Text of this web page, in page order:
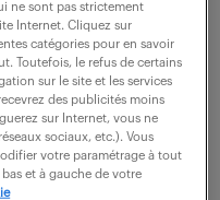
étroite avec la
un poste clé,
technique. Vos...
ne sont pas strictement
Internet. Cliquez sur
catégories pour en savoir
Toutefois, le refus de certains
sur le site et les services
des publicités moins
sur Internet, vous ne
sociaux, etc.). Vous
votre paramétrage à tout
et à gauche de votre